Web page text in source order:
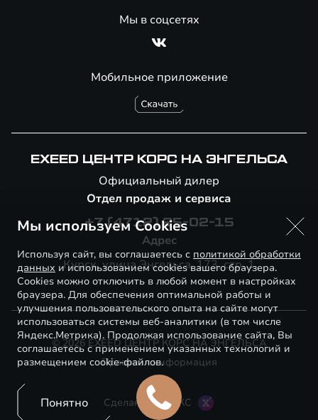
Мобильное приложение
Мы в соцсетях
EXEED ЦЕНТР КОРС НА ЭНГЕЛЬСА
Официальный дилер
Отдел продаж и сервиса
+7 (4712) 25-02-15
Адрес
Курск, улица Энгельса, 173, стр. 1
© 2026 EXEED ЦЕНТР КОРС НА ЭНГЕЛЬСА
Правовая информация
Сделано в ПЕРКС
Мы используем Cookies
Используя сайт, вы соглашаетесь с политикой обработки
данных и использованием cookies вашего браузера.
Cookies можно отключить в любой момент в настройках
браузера. Для обеспечения оптимальной работы и
улучшения пользовательского опыта на сайте могут
использоваться системы веб-аналитики (в том числе
Яндекс.Метрика). Продолжая использование сайта, Вы
соглашаетесь с применением указанных технологий и
размещением cookie-файлов.
Понятно